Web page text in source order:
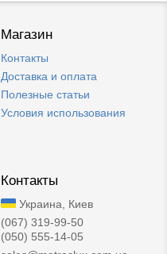
Магазин
Контакты
Доставка и оплата
Полезные статьи
Условия использования
Контакты
Украина, Киев
(067) 319-99-50
(050) 555-14-05